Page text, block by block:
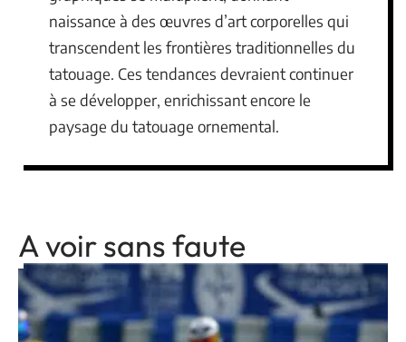
naissance à des œuvres d’art corporelles qui
transcendent les frontières traditionnelles du
tatouage. Ces tendances devraient continuer
à se développer, enrichissant encore le
paysage du tatouage ornemental.
A voir sans faute